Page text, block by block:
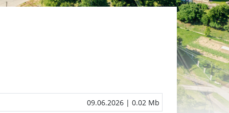
09.06.2026 | 0.02 Mb